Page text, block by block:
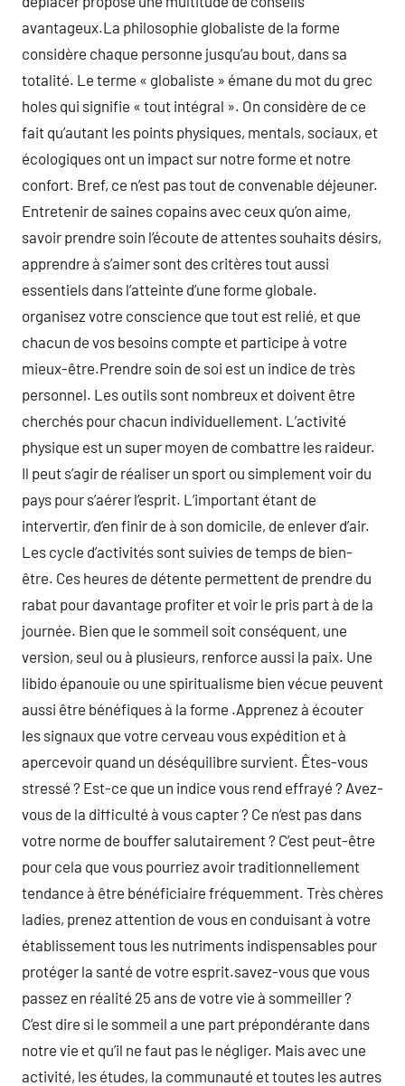
avantageux.La philosophie globaliste de la forme
considère chaque personne jusqu’au bout, dans sa
totalité. Le terme « globaliste » émane du mot du grec
holes qui signifie « tout intégral ». On considère de ce
fait qu’autant les points physiques, mentals, sociaux, et
écologiques ont un impact sur notre forme et notre
confort. Bref, ce n’est pas tout de convenable déjeuner.
Entretenir de saines copains avec ceux qu’on aime,
savoir prendre soin l’écoute de attentes souhaits désirs,
apprendre à s’aimer sont des critères tout aussi
essentiels dans l’atteinte d’une forme globale.
organisez votre conscience que tout est relié, et que
chacun de vos besoins compte et participe à votre
mieux-être.Prendre soin de soi est un indice de très
personnel. Les outils sont nombreux et doivent être
cherchés pour chacun individuellement. L’activité
physique est un super moyen de combattre les raideur.
Il peut s’agir de réaliser un sport ou simplement voir du
pays pour s’aérer l’esprit. L’important étant de
intervertir, d’en finir de à son domicile, de enlever d’air.
Les cycle d’activités sont suivies de temps de bien-
être. Ces heures de détente permettent de prendre du
rabat pour davantage profiter et voir le pris part à de la
journée. Bien que le sommeil soit conséquent, une
version, seul ou à plusieurs, renforce aussi la paix. Une
libido épanouie ou une spiritualisme bien vécue peuvent
aussi être bénéfiques à la forme .Apprenez à écouter
les signaux que votre cerveau vous expédition et à
apercevoir quand un déséquilibre survient. Êtes-vous
stressé ? Est-ce que un indice vous rend effrayé ? Avez-
vous de la difficulté à vous capter ? Ce n’est pas dans
votre norme de bouffer salutairement ? C’est peut-être
pour cela que vous pourriez avoir traditionnellement
tendance à être bénéficiaire fréquemment. Très chères
ladies, prenez attention de vous en conduisant à votre
établissement tous les nutriments indispensables pour
protéger la santé de votre esprit.savez-vous que vous
passez en réalité 25 ans de votre vie à sommeiller ?
C’est dire si le sommeil a une part prépondérante dans
notre vie et qu’il ne faut pas le négliger. Mais avec une
activité, les études, la communauté et toutes les autres